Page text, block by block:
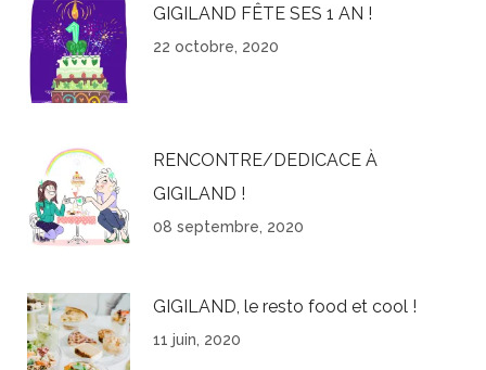
GIGILAND FÊTE SES 1 AN !
22 octobre, 2020
RENCONTRE/DEDICACE À
GIGILAND !
08 septembre, 2020
GIGILAND, le resto food et cool !
11 juin, 2020